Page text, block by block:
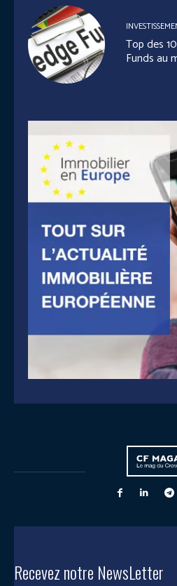
Top des
Funds au
Recevez notre NewsLetter